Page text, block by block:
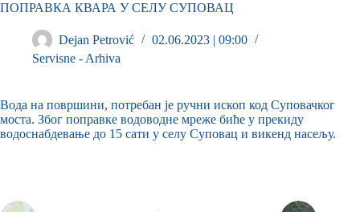
ПОПРАВКА КВАРА У СЕЛУ СУПОВАЦ
Dejan Petrović
02.06.2023 | 09:00
Servisne - Arhiva
Вода на површини, потребан је ручни ископ код Суповачког
моста. Због поправке водоводне мреже биће у прекиду
водоснабдевање до 15 сати у селу Суповац и викенд насељу.